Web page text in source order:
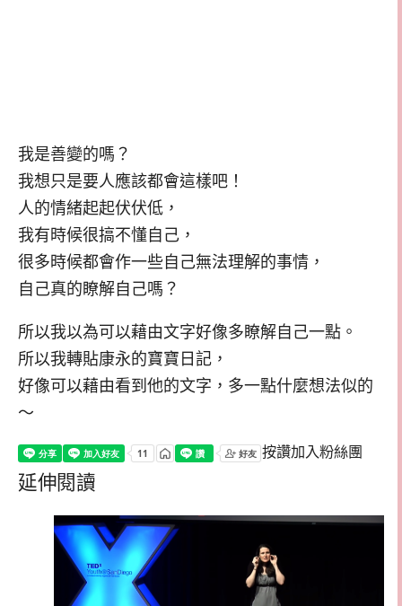
我是善變的嗎？
我想只是要人應該都會這樣吧！
人的情緒起起伏伏低，
我有時候很搞不懂自己，
很多時候都會作一些自己無法理解的事情，
自己真的瞭解自己嗎？
所以我以為可以藉由文字好像多瞭解自己一點。
所以我轉貼康永的寶寶日記，
好像可以藉由看到他的文字，多一點什麼想法似的
～
按讚加入粉絲團
延伸閱讀